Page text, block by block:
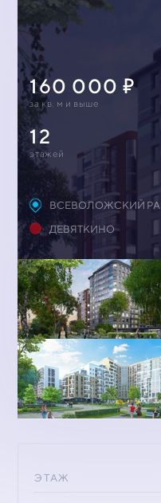
160 000
за кв. м и выше
12
этажей
ВСЕВОЛОЖСКИЙ
ДЕВЯТКИНО
ЭТАЖ